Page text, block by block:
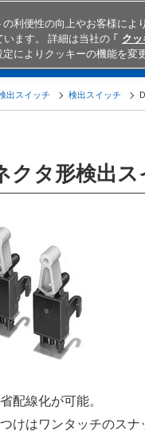
途別商品 知る・学ぶ
出スイッチ 検出スイッチ
クタ形検出ス
配線化が可能。
けはワンタッチのスナ
利便性の向上やお客様によ
います。 詳細は当社の 「
ク
によりクッキーの機能を変